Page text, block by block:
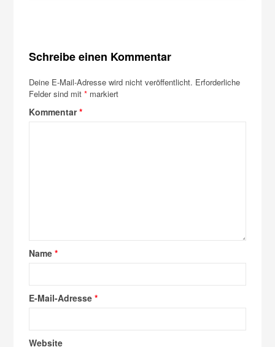
Schreibe einen Kommentar
Deine E-Mail-Adresse wird nicht veröffentlicht. Erforderliche
Felder sind mit* markiert
Kommentar*
Name*
E-Mail-Adresse*
Website